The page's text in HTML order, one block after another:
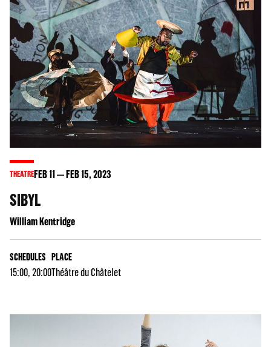
THEATREFEB11 FEB15, 2023
SIBYL
William Kentridge
SCHEDULES
15:00, 20:00
PLACE
Théâtre du Châtelet